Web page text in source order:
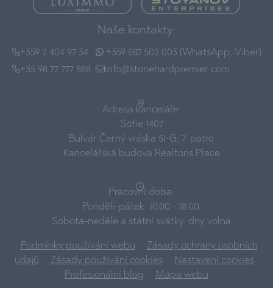
Naše kontakty:
+359 2 404 97 34
+35 98 77 777 888
+359 887 502 003 (WhatsApp, Viber)
info@stonehardpremier.com
Adresa kanceláře:
Sofie 1407
Bulvár Černý vráska 51-G, 7. patro
Kancelářská budova Realtons Place
Pracovní doba:
Pondělí-pátek: 10:00 - 18:00;
Sobota-neděle a státní svátky: dny volna
Podmínky používání webu
Zásady ochrany osobních
údajů
Zásady používání cookies
Nastavení cookies
Profesionální blog
Mapa webu